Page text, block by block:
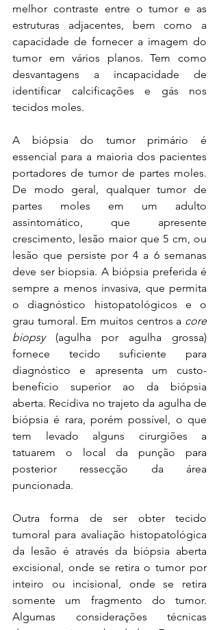
melhor contraste entre o tumor e as
estruturas adjacentes, bem como a
capacidade de fornecer a imagem do
tumor em vários planos. Tem como
desvantagens a incapacidade de
identificar calcificações e gás nos
tecidos moles.
A biópsia do tumor primário é
essencial para a maioria dos pacientes
portadores de tumor de partes moles.
De modo geral, qualquer tumor de
partes moles em um adulto
assintomático, que apresente
crescimento, lesão maior que 5 cm, ou
lesão que persiste por 4 a 6 semanas
deve ser biopsia. A biópsia preferida é
sempre a menos invasiva, que permita
o diagnóstico histopatológicos e o
grau tumoral. Em muitos centros a core
biopsy (agulha por agulha grossa)
fornece tecido suficiente para
diagnóstico e apresenta um custo-
benefício superior ao da biópsia
aberta. Recidiva no trajeto da agulha de
biópsia é rara, porém possível, o que
tem levado alguns cirurgiões a
tatuarem o local da punção para
posterior ressecção da área
puncionada.
Outra forma de ser obter tecido
tumoral para avaliação histopatológica
da lesão é através da biópsia aberta
excisional, onde se retira o tumor por
inteiro ou incisional, onde se retira
somente um fragmento do tumor.
Algumas considerações técnicas